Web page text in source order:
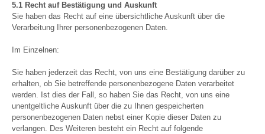
5.1 Recht auf Bestätigung und Auskunft
Sie haben das Recht auf eine übersichtliche Auskunft über die
Verarbeitung Ihrer personenbezogenen Daten.
Im Einzelnen:
Sie haben jederzeit das Recht, von uns eine Bestätigung darüber zu
erhalten, ob Sie betreffende personenbezogene Daten verarbeitet
werden. Ist dies der Fall, so haben Sie das Recht, von uns eine
unentgeltliche Auskunft über die zu Ihnen gespeicherten
personenbezogenen Daten nebst einer Kopie dieser Daten zu
verlangen. Des Weiteren besteht ein Recht auf folgende